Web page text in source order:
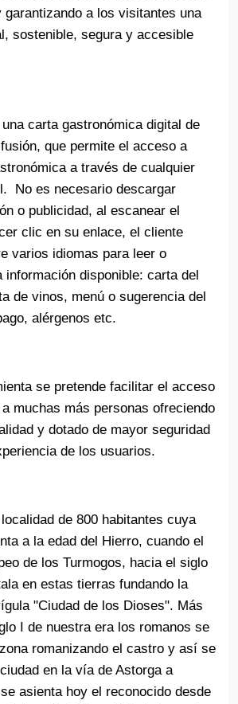
garantizando a los visitantes una
sostenible, segura y accesible
carta gastronómica digital de
que permite el acceso a
a través de cualquier
No es necesario descargar
o publicidad, al escanear el
clic en su enlace, el cliente
varios idiomas para leer o
información disponible: carta del
de vinos, menú o sugerencia del
alérgenos etc.
se pretende facilitar el acceso
muchas más personas ofreciendo
y dotado de mayor seguridad
de los usuarios.
de 800 habitantes cuya
a la edad del Hierro, cuando el
de los Turmogos, hacia el siglo
en estas tierras fundando la
"Ciudad de los Dioses". Más
I de nuestra era los romanos se
romanizando el castro y así se
en la vía de Astorga a
asienta hoy el reconocido desde